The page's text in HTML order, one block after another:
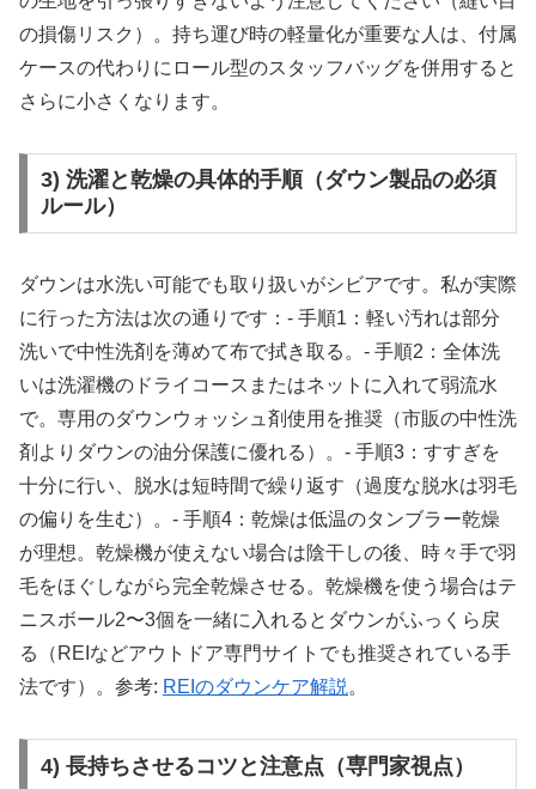
の損傷リスク）。持ち運び時の軽量化が重要な人は、付属
ケースの代わりにロール型のスタッフバッグを併用すると
さらに小さくなります。
3) 洗濯と乾燥の具体的手順（ダウン製品の必須
ルール）
ダウンは水洗い可能でも取り扱いがシビアです。私が実際
に行った方法は次の通りです：- 手順1：軽い汚れは部分
洗いで中性洗剤を薄めて布で拭き取る。- 手順2：全体洗
いは洗濯機のドライコースまたはネットに入れて弱流水
で。専用のダウンウォッシュ剤使用を推奨（市販の中性洗
剤よりダウンの油分保護に優れる）。- 手順3：すすぎを
十分に行い、脱水は短時間で繰り返す（過度な脱水は羽毛
の偏りを生む）。- 手順4：乾燥は低温のタンブラー乾燥
が理想。乾燥機が使えない場合は陰干しの後、時々手で羽
毛をほぐしながら完全乾燥させる。乾燥機を使う場合はテ
ニスボール2〜3個を一緒に入れるとダウンがふっくら戻
る（REIなどアウトドア専門サイトでも推奨されている手
法です）。参考: REIのダウンケア解説 。
4) 長持ちさせるコツと注意点（専門家視点）